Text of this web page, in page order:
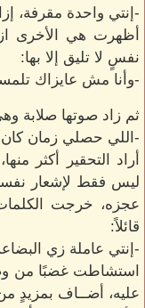
-إنتي واحدة مقرفة،
أظهرت هي الأخرى
نفسٍ لا تليق إلا بها:
-وأنا مش عايزاك
ثم زاد صوتها صلابة
-اللي حصلي زمان كان
أراد التحقير أكثر
ليس فقط لإشعار
عجزه، خرجت
قائلاً:
-إنتي عاملة زي
استشاطت غضبًا من
عليه، أضــاف بمزيدٍ